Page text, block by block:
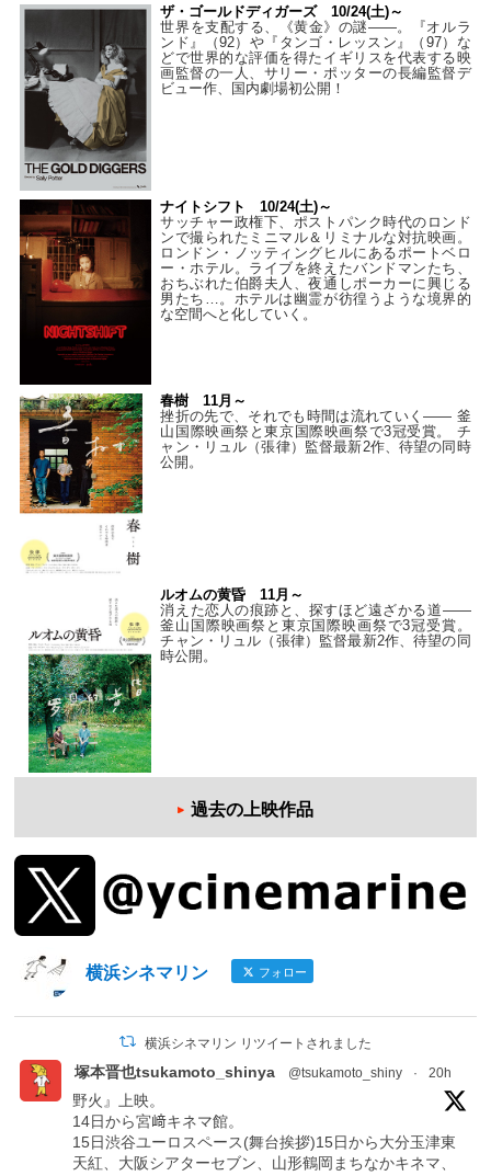
ザ・ゴールドディガーズ 10/24(土)～
世界を支配する、《黄金》の謎――。『オルラ
ンド』（92）や『タンゴ・レッスン』（97）な
どで世界的な評価を得たイギリスを代表する映
画監督の一人、サリー・ポッターの長編監督デ
ビュー作、国内劇場初公開！
ナイトシフト 10/24(土)～
サッチャー政権下、ポストパンク時代のロンド
ンで撮られたミニマル＆リミナルな対抗映画。
ロンドン・ノッティングヒルにあるポートベロ
ー・ホテル。ライブを終えたバンドマンたち、
おちぶれた伯爵夫人、夜通しポーカーに興じる
男たち…。ホテルは幽霊が彷徨うような境界的
な空間へと化していく。
春樹 11月～
挫折の先で、それでも時間は流れていく—— 釜
山国際映画祭と東京国際映画祭で3冠受賞。 チ
ャン・リュル（張律）監督最新2作、待望の同時
公開。
ルオムの黄昏 11月～
消えた恋人の痕跡と、探すほど遠ざかる道——
釜山国際映画祭と東京国際映画祭で3冠受賞。
チャン・リュル（張律）監督最新2作、待望の同
時公開。
過去の上映作品
横浜シネマリン フォロー
横浜シネマリン リツイートされました
塚本晋也tsukamoto_shinya @tsukamoto_shiny · 20h
野火』上映。
14日から宮﨑キネマ館。
15日渋谷ユーロスペース(舞台挨拶)15日から大分玉津東
天紅、大阪シアターセブン、山形鶴岡まちなかキネマ、